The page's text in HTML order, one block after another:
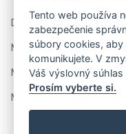
Dashboard
Moje objednávky
Moje recenzie
Môj profil
Tento web používa
zabezpečenie
súbory cookies,
komunikujete. V
Váš výslovný
Prosím vyberte si.